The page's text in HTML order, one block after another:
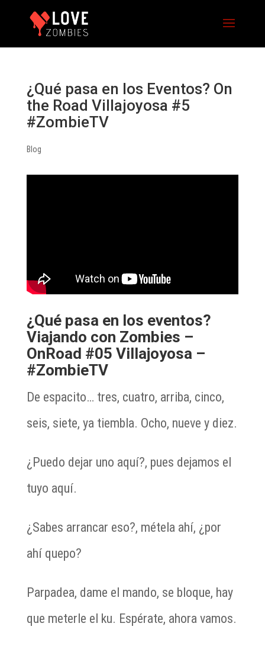
¿Qué pasa en los Eventos? On
the Road Villajoyosa #5
#ZombieTV
Blog
¿Qué pasa en los eventos?
Viajando con Zombies –
OnRoad #05 Villajoyosa –
#ZombieTV
De espacito… tres, cuatro, arriba, cinco,
seis, siete, ya tiembla. Ocho, nueve y diez.
¿Puedo dejar uno aquí?, pues dejamos el
tuyo aquí.
¿Sabes arrancar eso?, métela ahí, ¿por
ahí quepo?
Parpadea, dame el mando, se bloque, hay
que meterle el ku. Espérate, ahora vamos.